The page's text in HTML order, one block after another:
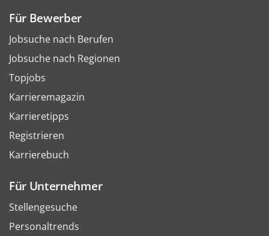
Für Bewerber
Jobsuche nach Berufen
Jobsuche nach Regionen
Topjobs
Karrieremagazin
Karrieretipps
Registrieren
Karrierebuch
Für Unternehmer
Stellengesuche
Personaltrends